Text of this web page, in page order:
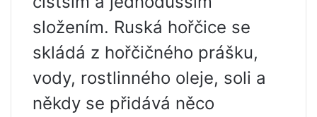
složením. Ruská hořčice se
skládá z hořčičného prášku,
vody, rostlinného oleje, soli a
někdy se přidává něco